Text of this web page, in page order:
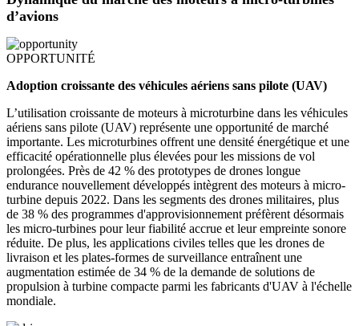
d’avions
OPPORTUNITÉ
Adoption croissante des véhicules aériens sans pilote (UAV)
L’utilisation croissante de moteurs à microturbine dans les véhicules
aériens sans pilote (UAV) représente une opportunité de marché
importante. Les microturbines offrent une densité énergétique et une
efficacité opérationnelle plus élevées pour les missions de vol
prolongées. Près de 42 % des prototypes de drones longue
endurance nouvellement développés intègrent des moteurs à micro-
turbine depuis 2022. Dans les segments des drones militaires, plus
de 38 % des programmes d'approvisionnement préfèrent désormais
les micro-turbines pour leur fiabilité accrue et leur empreinte sonore
réduite. De plus, les applications civiles telles que les drones de
livraison et les plates-formes de surveillance entraînent une
augmentation estimée de 34 % de la demande de solutions de
propulsion à turbine compacte parmi les fabricants d'UAV à l'échelle
mondiale.